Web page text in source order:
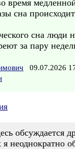
время
сна
сна люди
за пару
09.07.2026
обсуждается
я неоднократно